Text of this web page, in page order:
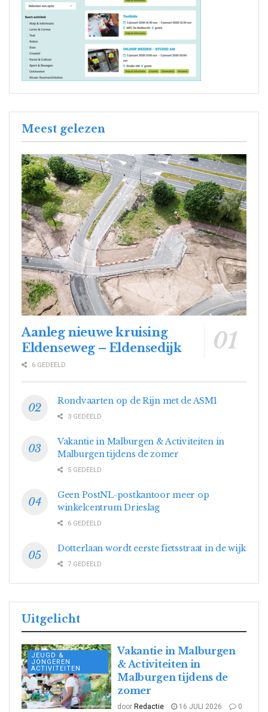
Meest gelezen
Aanleg nieuwe kruising
Eldenseweg – Eldensedijk
6 GEDEELD
Rondvaarten op de Rijn met de ASM1
3 GEDEELD
Vakantie in Malburgen & Activiteiten in
Malburgen tijdens de zomer
5 GEDEELD
Geen PostNL-postkantoor meer op
winkelcentrum Drieslag
6 GEDEELD
Dotterlaan wordt eerste fietsstraat in de wijk
7 GEDEELD
Uitgelicht
JEUGD &
JONGEREN
ACTIVITEITEN
Vakantie in Malburgen
& Activiteiten in
Malburgen tijdens de
zomer
door Redactie 16 JULI 2026 0